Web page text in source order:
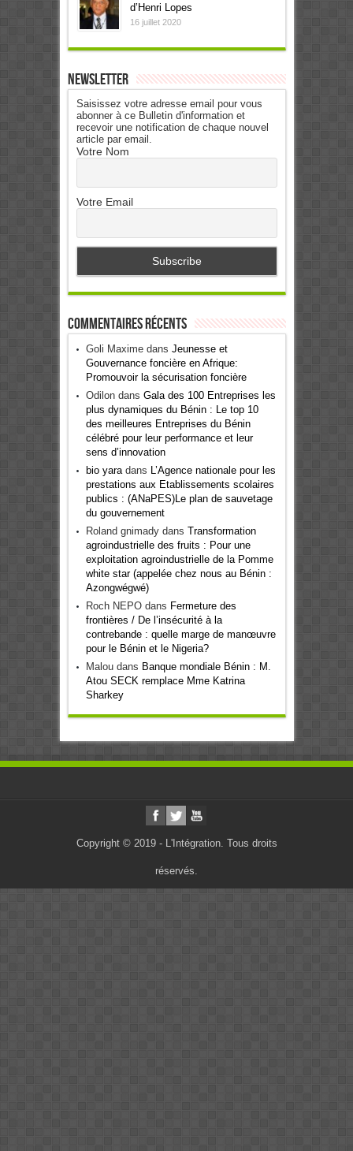
d’Henri Lopes
16 juillet 2020
Newsletter
Saisissez votre adresse email pour vous
abonner à ce Bulletin d'information et
recevoir une notification de chaque nouvel
article par email.
Votre Nom
Votre Email
Commentaires récents
Goli Maximedans Jeunesse et
Gouvernance foncière en Afrique:
Promouvoir la sécurisation foncière
Odilondans Gala des 100 Entreprises les
plus dynamiques du Bénin : Le top 10
des meilleures Entreprises du Bénin
célébré pour leur performance et leur
sens d’innovation
bio yaradans
L’Agence nationale pour les
prestations aux Etablissements scolaires
publics : (ANaPES)Le plan de sauvetage
du gouvernement
Roland gnimadydans Transformation
agroindustrielle des fruits : Pour une
exploitation agroindustrielle de la Pomme
white star (appelée chez nous au Bénin :
Azongwégwé)
Roch NEPOdans Fermeture des
frontières / De l’insécurité à la
contrebande : quelle marge de manœuvre
pour le Bénin et le Nigeria?
Maloudans Banque mondiale Bénin : M.
Atou SECK remplace Mme Katrina
Sharkey
Copyright © 2019 - L'Intégration. Tous droits
réservés.